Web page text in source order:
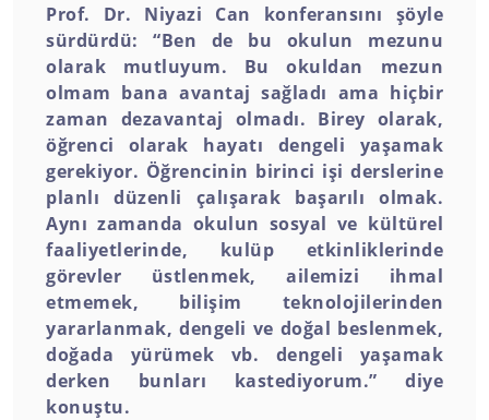
Prof. Dr. Niyazi Can konferansını şöyle
sürdürdü: “Ben de bu okulun mezunu
olarak mutluyum. Bu okuldan mezun
olmam bana avantaj sağladı ama hiçbir
zaman dezavantaj olmadı. Birey olarak,
öğrenci olarak hayatı dengeli yaşamak
gerekiyor. Öğrencinin birinci işi derslerine
planlı düzenli çalışarak başarılı olmak.
Aynı zamanda okulun sosyal ve kültürel
faaliyetlerinde, kulüp etkinliklerinde
görevler üstlenmek, ailemizi ihmal
etmemek, bilişim teknolojilerinden
yararlanmak, dengeli ve doğal beslenmek,
doğada yürümek vb. dengeli yaşamak
derken bunları kastediyorum.” diye
konuştu.